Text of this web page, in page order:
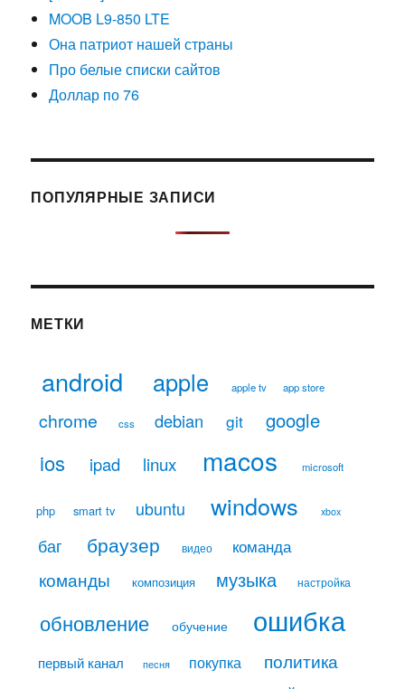
MOOB L9-850 LTE
Она патриот нашей страны
Про белые списки сайтов
Доллар по 76
ПОПУЛЯРНЫЕ ЗАПИСИ
МЕТКИ
android apple apple tv app store
chrome css debian git google
ios ipad linux macos microsoft
php smart tv ubuntu windows xbox
баг браузер видео команда
команды композиция музыка настройка
обновление обучение ошибка
первый канал песня покупка политика